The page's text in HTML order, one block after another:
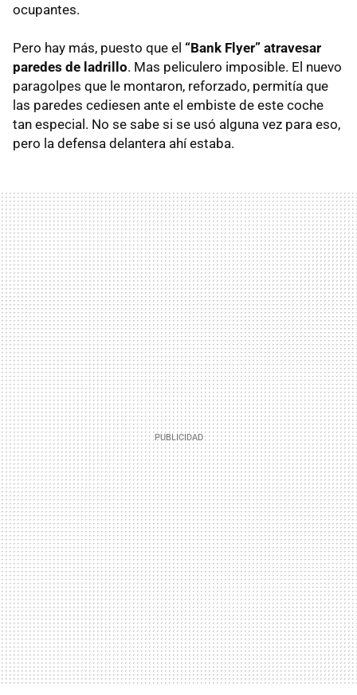
ocupantes.
Pero hay más, puesto que el “Bank Flyer” atravesar
paredes de ladrillo. Mas peliculero imposible. El nuevo
paragolpes que le montaron, reforzado, permitía que
las paredes cediesen ante el embiste de este coche
tan especial. No se sabe si se usó alguna vez para eso,
pero la defensa delantera ahí estaba.